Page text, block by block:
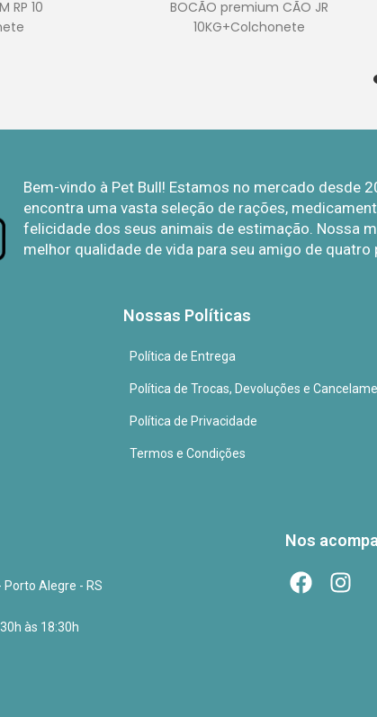
RP 10
BOCÃO premium CÃO JR
10KG+Colchonete
Bem-vindo à Pet Bull! Estamos no mercado desde
encontra uma vasta seleção de rações,
felicidade dos seus animais de estimação. Nossa
melhor qualidade de vida para seu amigo de quatro
Nossas Políticas
Política de Entrega
Política de Trocas, Devoluções e
Política de Privacidade
Termos e Condições
Porto Alegre - RS
às 18:30h
Nos